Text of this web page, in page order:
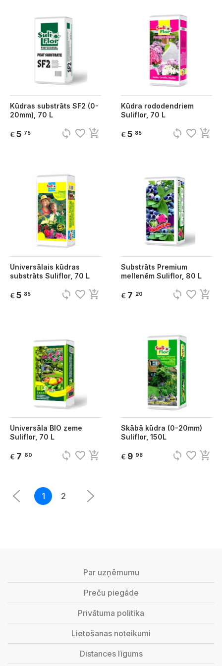
Kūdras substrāts SF2 (0-
20mm), 70 L
€ 5 75 sync favorite_border add_shopping_cart
Kūdra rododendriem
Suliflor, 70 L
€ 5 85 sync favorite_border add_shopping_cart
Universālais kūdras
substrāts Suliflor, 70 L
€ 5 85 sync favorite_border add_shopping_cart
Substrāts Premium
mellenēm Suliflor, 80 L
€ 7 20 sync favorite_border add_shopping_cart
Universāla BIO zeme
Suliflor, 70 L
€ 7 60 sync favorite_border add_shopping_cart
Skābā kūdra (0-20mm)
Suliflor, 150L
€ 9 98 sync favorite_border add_shopping_cart
1 2
Par uzņēmumu
Preču piegāde
Privātuma politika
Lietošanas noteikumi
Distances līgums